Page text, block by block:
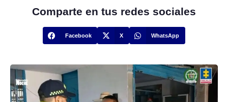
Comparte en tus redes sociales
Facebook X WhatsApp